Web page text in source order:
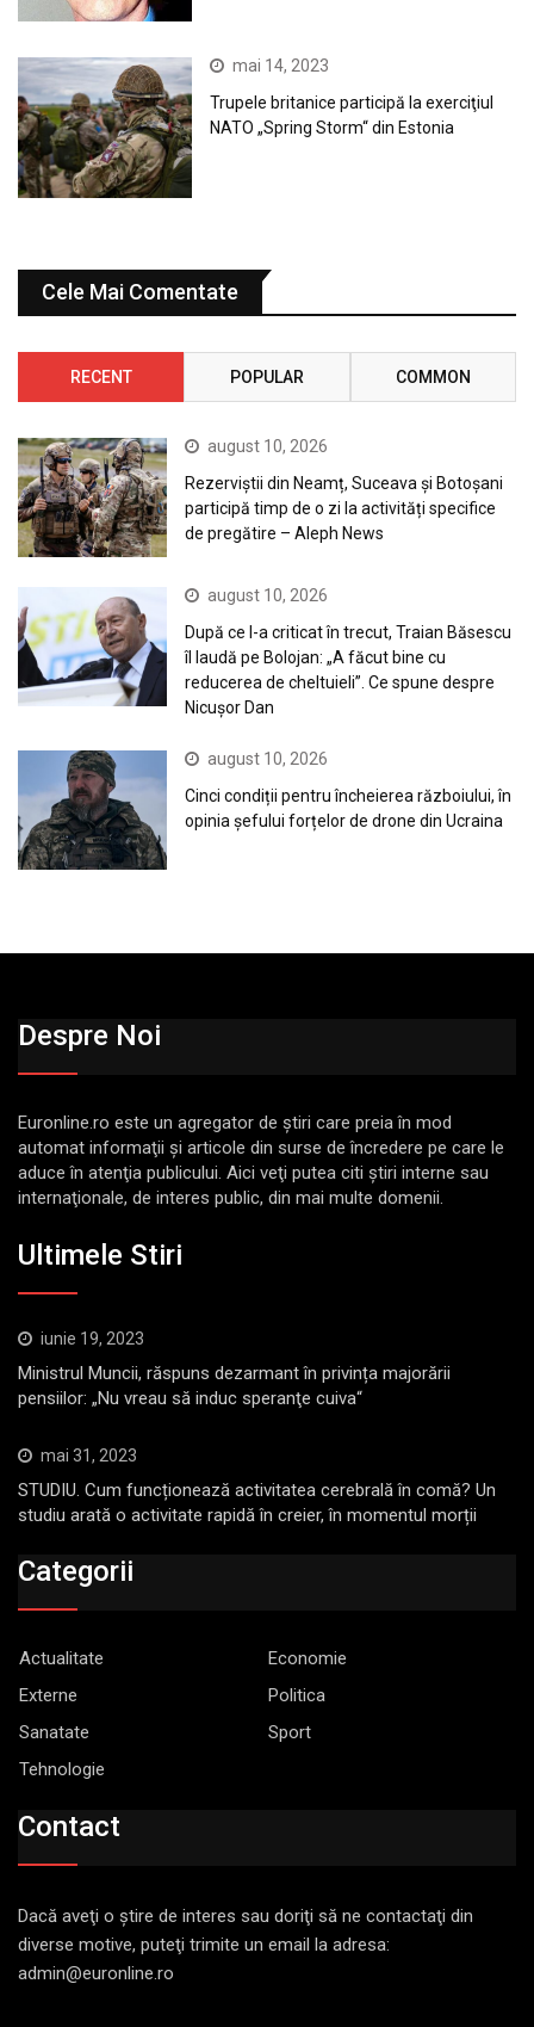
mai 14, 2023
Trupele britanice participă la exerciţiul
NATO „Spring Storm“ din Estonia
Cele Mai Comentate
RECENT POPULAR COMMON
august 10, 2026
Rezerviștii din Neamț, Suceava și Botoșani
participă timp de o zi la activități specifice
de pregătire – Aleph News
august 10, 2026
După ce l-a criticat în trecut, Traian Băsescu
îl laudă pe Bolojan: „A făcut bine cu
reducerea de cheltuieli”. Ce spune despre
Nicușor Dan
august 10, 2026
Cinci condiții pentru încheierea războiului, în
opinia șefului forțelor de drone din Ucraina
Despre Noi
Euronline.ro este un agregator de ştiri care preia în mod
automat informaţii şi articole din surse de încredere pe care le
aduce în atenţia publicului. Aici veţi putea citi ştiri interne sau
internaţionale, de interes public, din mai multe domenii.
Ultimele Stiri
iunie 19, 2023
Ministrul Muncii, răspuns dezarmant în privința majorării
pensiilor: „Nu vreau să induc speranţe cuiva“
mai 31, 2023
STUDIU. Cum funcționează activitatea cerebrală în comă? Un
studiu arată o activitate rapidă în creier, în momentul morții
Categorii
Actualitate
Economie
Externe
Politica
Sanatate
Sport
Tehnologie
Contact
Dacă aveţi o ştire de interes sau doriţi să ne contactaţi din
diverse motive, puteţi trimite un email la adresa:
admin@euronline.ro